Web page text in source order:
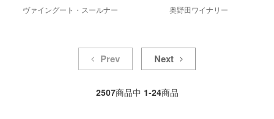
ヴァイングート・スールナー 奥野田ワイナリー
Prev Next
2507商品中 1-24商品